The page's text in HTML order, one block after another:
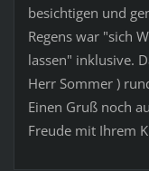
besichtigen und
Regens war "sich
lassen" inklusive.
Herr Sommer )
Einen Gruß noch
Freude mit Ihrem